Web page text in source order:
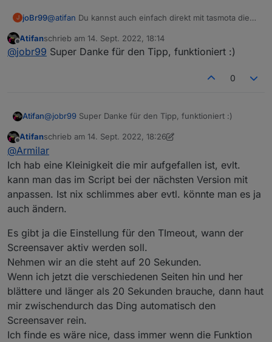
ui/wiki/ioBroker-ALIAS-Definitionen#medien---
https://github.com/joBr99/nspanel-lovelace-
J joBr99@atifan Du kannst auch einfach direkt mit tasmota die
nichts an dem Skript anpassen.
Rule2 on Button1#state do Publish
tele/%topic%/RESULT
ev"} endon on Button2#state do Publish
Offline
Atifanschrieb am 14. Sept. 2022, 18:14
zuletzt editiert von
@jobr99 Super Danke für den Tipp, funktioniert :)
0
Atifan@jobr99 Super Danke für den Tipp, funktioniert :)
Offline
Atifanschrieb am 14. Sept. 2022, 18:26
zuletzt editiert von Atifan
@Armilar
Ich hab eine Kleinigkeit die mir aufgefallen ist, evlt.
kann man das im Script bei der nächsten Version mit
anpassen. Ist nix schlimmes aber evtl. könnte man es ja
auch ändern.
Es gibt ja die Einstellung für den TImeout, wann der
Screensaver aktiv werden soll.
Nehmen wir an die steht auf 20 Sekunden.
Wenn ich jetzt die verschiedenen Seiten hin und her
blättere und länger als 20 Sekunden brauche, dann haut
mir zwischendurch das Ding automatisch den
Screensaver rein.
Ich finde es wäre nice, dass immer wenn die Funktion